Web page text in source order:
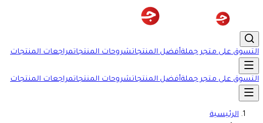
التسوق على متجر جملةأفضل المنتجاتشروحات المنتجاتمراجعات المنتجات
التسوق على متجر جملةأفضل المنتجاتشروحات المنتجاتمراجعات المنتجات
الرئيسية